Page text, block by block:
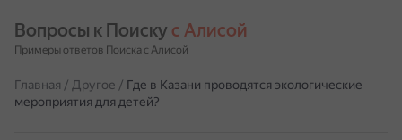
Вопросы к Поиску с Алисой
Примеры ответов Поиска с Алисой
Главная / Другое / Где в Казани проводятся экологические
мероприятия для детей?